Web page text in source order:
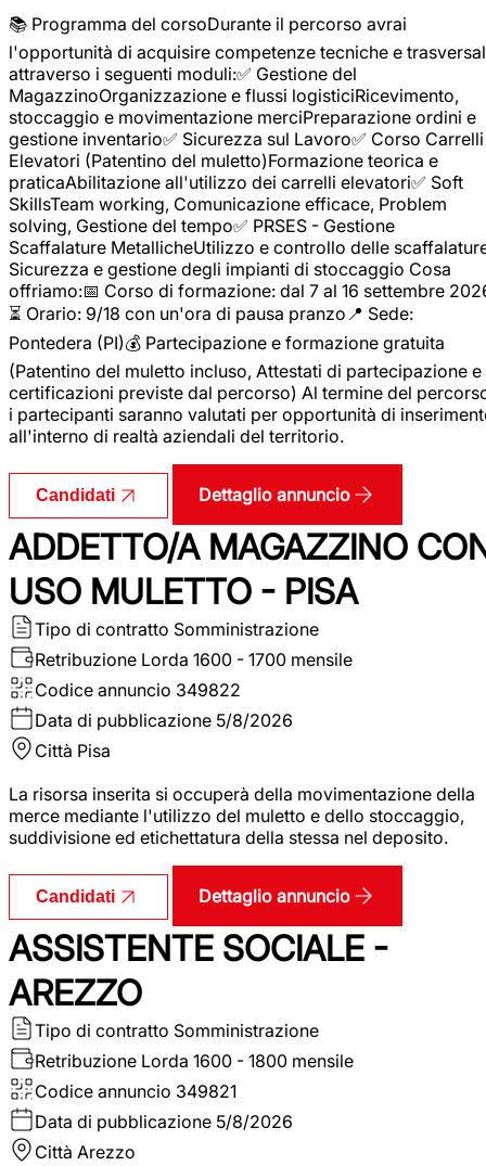
📚 Programma del corsoDurante il percorso avrai
l'opportunità di acquisire competenze tecniche e
attraverso i seguenti moduli:✅ Gestione del
MagazzinoOrganizzazione e flussi logisticiRicevimento,
stoccaggio e movimentazione merciPreparazione ordini e
gestione inventario✅ Sicurezza sul Lavoro✅ Corso Carrelli
Elevatori (Patentino del muletto)Formazione teorica e
praticaAbilitazione all'utilizzo dei carrelli elevatori✅ Soft
SkillsTeam working, Comunicazione efficace, Problem
solving, Gestione del tempo✅ PRSES - Gestione
Scaffalature MetallicheUtilizzo e controllo delle
Sicurezza e gestione degli impianti di stoccaggio Cosa
offriamo:📅 Corso di formazione: dal 7 al 16 settembre
⏳ Orario: 9/18 con un'ora di pausa pranzo📍 Sede:
Pontedera (PI)💰 Partecipazione e formazione gratuita
(Patentino del muletto incluso, Attestati di partecipazione e
certificazioni previste dal percorso) Al termine del
i partecipanti saranno valutati per opportunità di
all'interno di realtà aziendali del territorio.
Candidati Dettaglio annuncio
ADDETTO/A MAGAZZINO
USO MULETTO - PISA
Tipo di contratto Somministrazione
Retribuzione Lorda 1600 - 1700 mensile
Codice annuncio 349822
Data di pubblicazione 5/8/2026
Città Pisa
La risorsa inserita si occuperà della movimentazione della
merce mediante l'utilizzo del muletto e dello stoccaggio,
suddivisione ed etichettatura della stessa nel deposito.
Candidati Dettaglio annuncio
ASSISTENTE SOCIALE -
AREZZO
Tipo di contratto Somministrazione
Retribuzione Lorda 1600 - 1800 mensile
Codice annuncio 349821
Data di pubblicazione 5/8/2026
Città Arezzo